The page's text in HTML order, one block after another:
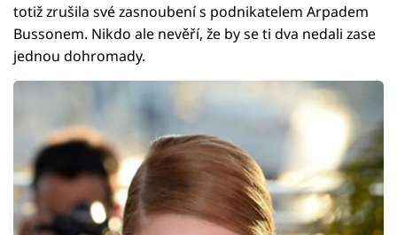
totiž zrušila své zasnoubení s podnikatelem Arpadem
Bussonem. Nikdo ale nevěří, že by se ti dva nedali zase
jednou dohromady.